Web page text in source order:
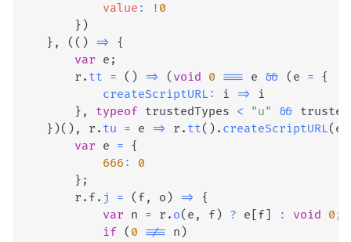
value : ! 0
} )
} , ( ( ) =>
{
var e ;
        r
. tt = ( ) => ( void 0 === e && ( e = {
createScriptURL : i =>
i
} , typeof trustedTypes < "u" &&
} )( ) , r . tu = e => r . tt( ) . createScriptURL( e
var e = {
666 :
0
} ;
        r
. f. j = ( f, o ) =>
{
var n = r . o( e , f) ? e [f] : void 0 ;
if ( 0 !== n )